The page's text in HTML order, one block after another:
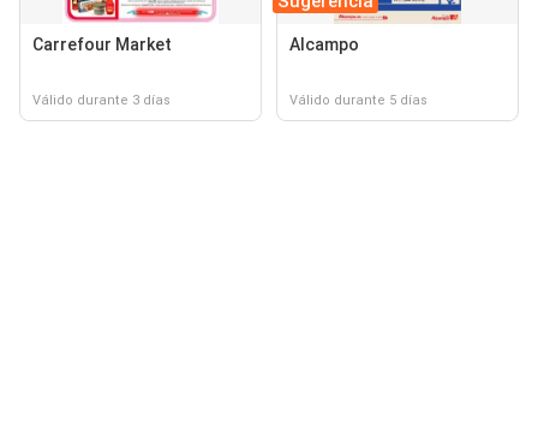
Carrefour Market
Válido durante 3 días
Alcampo
Válido durante 5 días